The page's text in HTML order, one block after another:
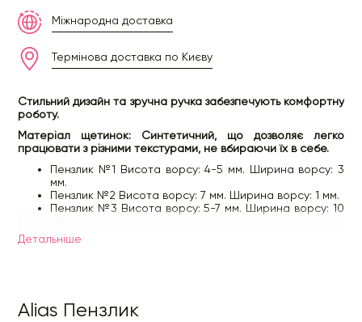
Міжнародна доставка
Термінова доставка по Києву
Стильний дизайн та зручна ручка забезпечують комфортну
роботу.
Матеріал щетинок: Синтетичний, що дозволяє легко
працювати з різними текстурами, не вбираючи їх в себе.
Пензлик №1 Висота ворсу: 4-5 мм. Ширина ворсу: 3
мм.
Пензлик №2 Висота ворсу: 7 мм. Ширина ворсу: 1 мм.
Пензлик №3 Висота ворсу: 5-7 мм. Ширина ворсу: 10
Пензлик №4 Висота ворсу: 11 мм. Ширина ворсу: 3,5
мм.
мм.
Детальнiше
Alias Пензлик